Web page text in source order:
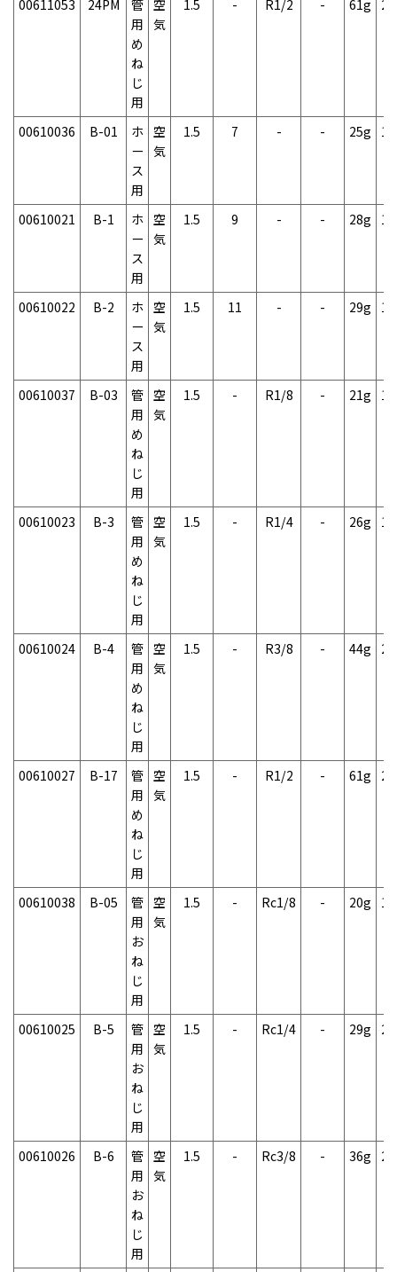
00611053 24PM
管
用
め
ね
じ
用
空
気
1.5 - R1/2 - 61g
00610036 B-01
ホ
ー
ス
用
空
気
1.5 7 - - 25g
00610021 B-1
ホ
ー
ス
用
空
気
1.5 9 - - 28g
00610022 B-2
ホ
ー
ス
用
空
気
1.5 11 - - 29g
00610037 B-03
管
用
め
ね
じ
用
空
気
1.5 - R1/8 - 21g
00610023 B-3
管
用
め
ね
じ
用
空
気
1.5 - R1/4 - 26g
00610024 B-4
管
用
め
ね
じ
用
空
気
1.5 - R3/8 - 44g
00610027 B-17
管
用
め
ね
じ
用
空
気
1.5 - R1/2 - 61g
00610038 B-05
管
用
お
ね
じ
用
空
気
1.5 - Rc1/8 - 20g
00610025 B-5
管
用
お
ね
じ
用
空
気
1.5 - Rc1/4 - 29g
00610026 B-6
管
用
お
ね
じ
用
空
気
1.5 - Rc3/8 - 36g